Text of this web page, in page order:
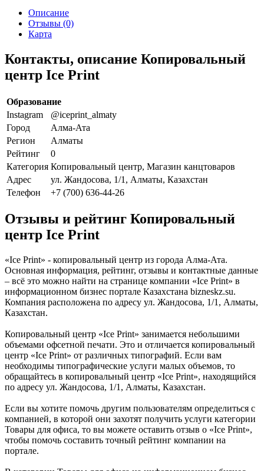
Описание
Отзывы (0)
Карта
Контакты, описание Копировальный
центр Ice Print
Образование
Instagram
@iceprint_almaty
Город
Алма-Ата
Регион
Алматы
Рейтинг
0
Категория Копировальный центр, Магазин канцтоваров
Адрес
ул. Жандосова, 1/1, Алматы, Казахстан
Телефон
+7 (700) 636-44-26
Отзывы и рейтинг Копировальный
центр Ice Print
«Ice Print» - копировальный центр из города Алма-Ата.
Основная информация, рейтинг, отзывы и контактные данные
– всё это можно найти на странице компании «Ice Print» в
информационном бизнес портале Казахстана bizneskz.su.
Компания расположена по адресу ул. Жандосова, 1/1, Алматы,
Казахстан.
Копировальный центр «Ice Print» занимается небольшими
объемами офсетной печати. Это и отличается копировальный
центр «Ice Print» от различных типографий. Если вам
необходимы типографические услуги малых объемов, то
обращайтесь в копировальный центр «Ice Print», находящийся
по адресу ул. Жандосова, 1/1, Алматы, Казахстан.
Если вы хотите помочь другим пользователям определиться с
компанией, в которой они захотят получить услуги категории
Товары для офиса, то вы можете оставить отзыв о «Ice Print»,
чтобы помочь составить точный рейтинг компании на
портале.